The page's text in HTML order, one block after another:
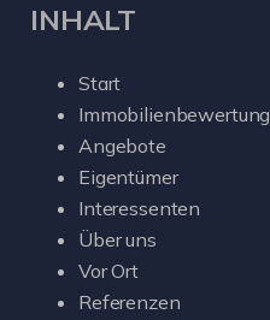
INHALT
Start
Immobilienbewertung
Angebote
Eigentümer
Interessenten
Über uns
Vor Ort
Referenzen